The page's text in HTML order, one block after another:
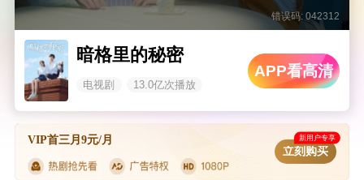
错误码: 042312
暗格里的秘密
电视剧 13.0亿次播放
APP看高清
VIP首三月9元/月 新用户专享
立刻购买